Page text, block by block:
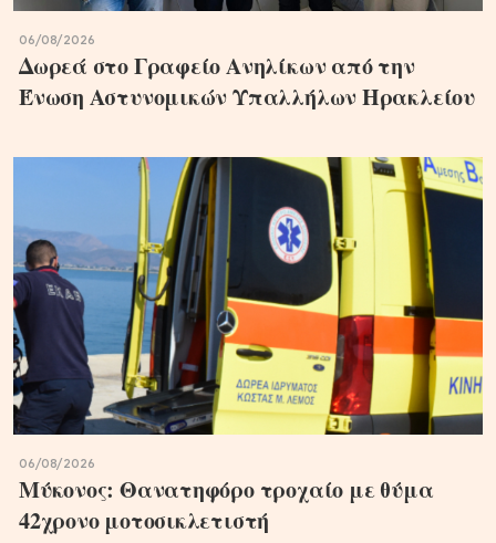
06/08/2026
Δωρεά στο Γραφείο Ανηλίκων από την
Ένωση Αστυνομικών Υπαλλήλων Ηρακλείου
06/08/2026
Μύκονος: Θανατηφόρο τροχαίο με θύμα
42χρονο μοτοσικλετιστή